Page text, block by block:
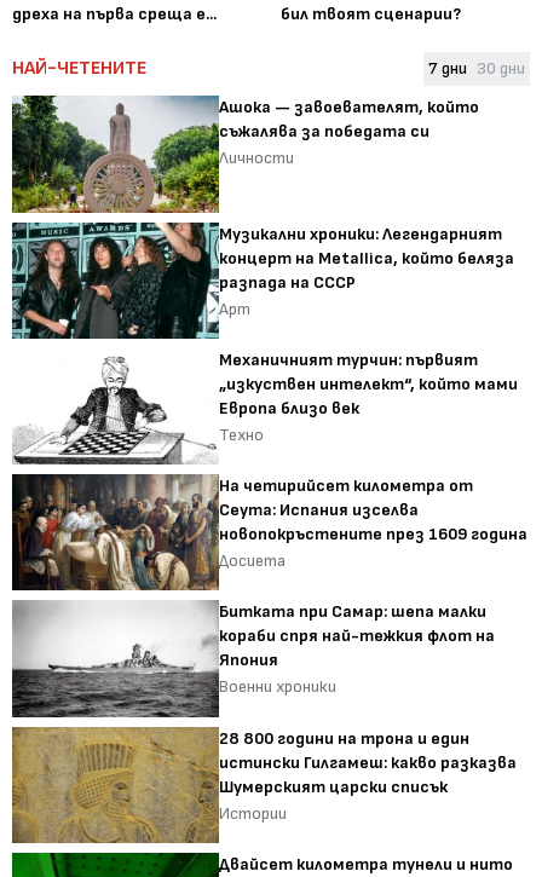
дреха на първа среща е...
бил твоят сценарии?
НАЙ-ЧЕТЕНИТЕ 7 дни 30 дни
Ашока — завоевателят, който
съжалява за победата си
Личности
Музикални хроники: Легендарният
концерт на Metallica, който беляза
разпада на СССР
Арт
Механичният турчин: първият
„изкуствен интелект“, който мами
Европа близо век
Техно
На четирийсет километра от
Сеута: Испания изселва
новопокръстените през 1609 година
Досиета
Битката при Самар: шепа малки
кораби спря най-тежкия флот на
Япония
Военни хроники
28 800 години на трона и един
истински Гилгамеш: какво разказва
Шумерският царски списък
Истории
Двайсет километра тунели и нито